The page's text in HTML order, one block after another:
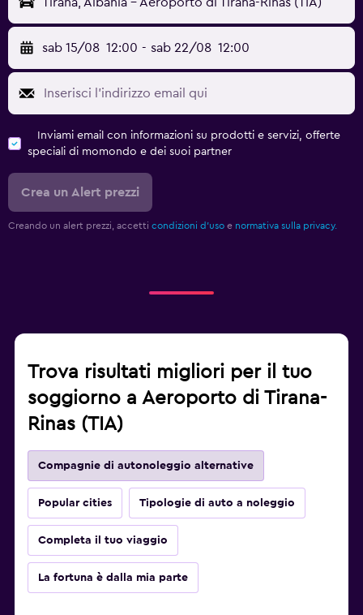
Tirana, Albania - Aeroporto di Tirana-Rinas (TIA)
sab 15/08 12:00 - sab 22/08 12:00
Inviami email con informazioni su prodotti e servizi, offerte
speciali di momondo e dei suoi partner
Crea un Alert prezzi
Creando un alert prezzi, accetti condizioni d'uso e normativa sulla privacy.
Trova risultati migliori per il tuo
soggiorno a Aeroporto di Tirana-
Rinas (TIA)
Compagnie di autonoleggio alternative
Popular cities Tipologie di auto a noleggio
Completa il tuo viaggio
La fortuna è dalla mia parte